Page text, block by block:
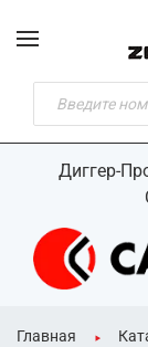
Диггер-
Главная